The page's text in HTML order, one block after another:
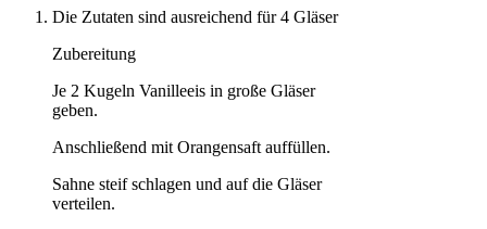
Die Zutaten sind ausreichend für 4 Gläser
Zubereitung
Je 2 Kugeln Vanilleeis in große Gläser
geben.
Anschließend mit Orangensaft auffüllen.
Sahne steif schlagen und auf die Gläser
verteilen.